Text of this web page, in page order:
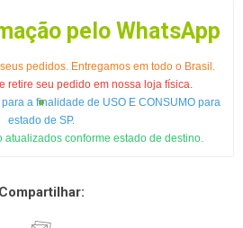
pelo WhatsApp
pedidos. Entregamos em todo o Brasil.
retire seu pedido em nossa loja física.
a finalidade de USO E CONSUMO para
estado de SP.
atualizados conforme estado de destino.
Compartilhar: